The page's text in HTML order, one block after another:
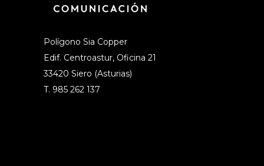
Polígono Sia Copper
Edif. Centroastur, Oficina 21
33420 Siero (Asturias)
T. 985 262 137